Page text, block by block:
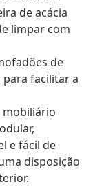
de acácia
limpar com
de
para facilitar a
mobiliário
e fácil de
disposição